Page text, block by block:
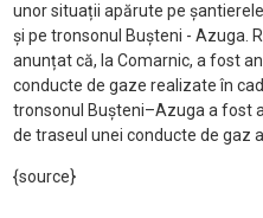
unor situații apărute pe
și pe tronsonul Bușteni - Azuga.
anunțat că, la Comarnic, a fost
conducte de gaze realizate în
tronsonul Bușteni–Azuga a fost
de traseul unei conducte de gaz
{source}